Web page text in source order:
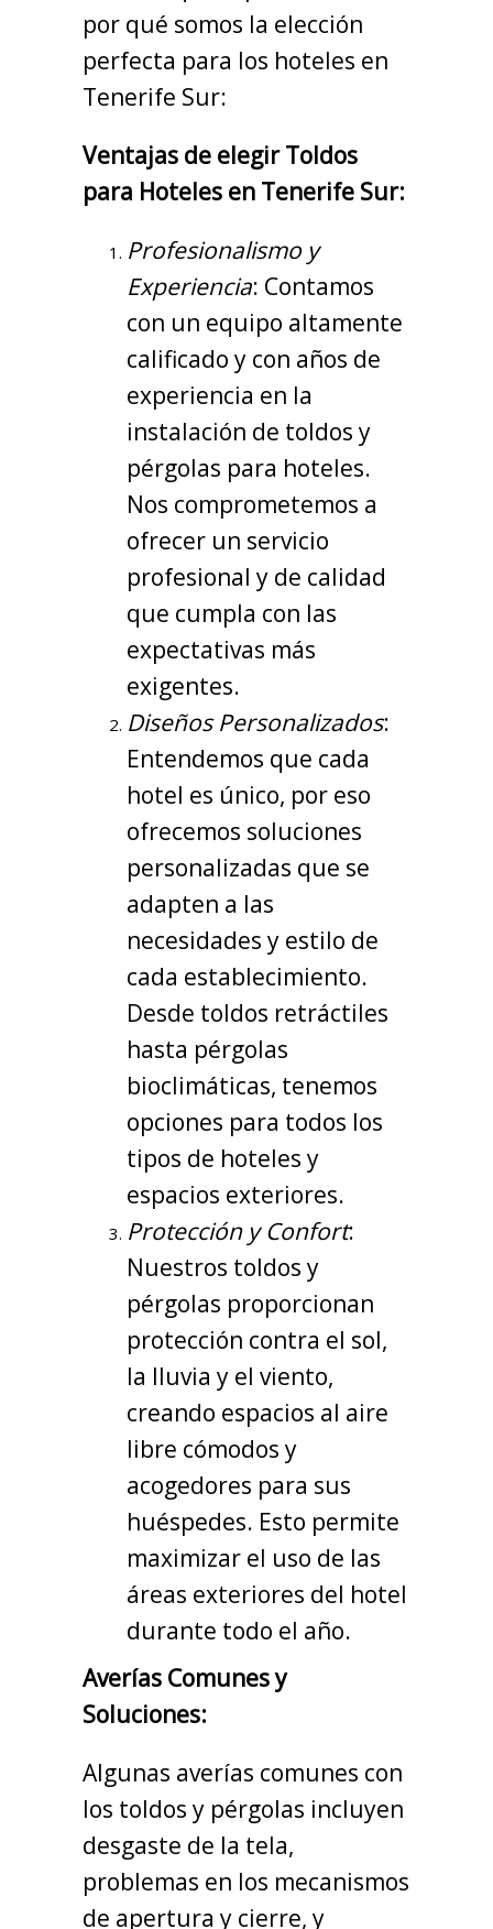
por qué somos la elección
perfecta para los hoteles en
Tenerife Sur:
Ventajas de elegir Toldos
para Hoteles en Tenerife Sur:
Profesionalismo y
Experiencia: Contamos
con un equipo altamente
calificado y con años de
experiencia en la
instalación de toldos y
pérgolas para hoteles.
Nos comprometemos a
ofrecer un servicio
profesional y de calidad
que cumpla con las
expectativas más
exigentes.
Diseños Personalizados:
Entendemos que cada
hotel es único, por eso
ofrecemos soluciones
personalizadas que se
adapten a las
necesidades y estilo de
cada establecimiento.
Desde toldos retráctiles
hasta pérgolas
bioclimáticas, tenemos
opciones para todos los
tipos de hoteles y
espacios exteriores.
Protección y Confort:
Nuestros toldos y
pérgolas proporcionan
protección contra el sol,
la lluvia y el viento,
creando espacios al aire
libre cómodos y
acogedores para sus
huéspedes. Esto permite
maximizar el uso de las
áreas exteriores del hotel
durante todo el año.
Averías Comunes y
Soluciones:
Algunas averías comunes con
los toldos y pérgolas incluyen
desgaste de la tela,
problemas en los mecanismos
de apertura y cierre, y